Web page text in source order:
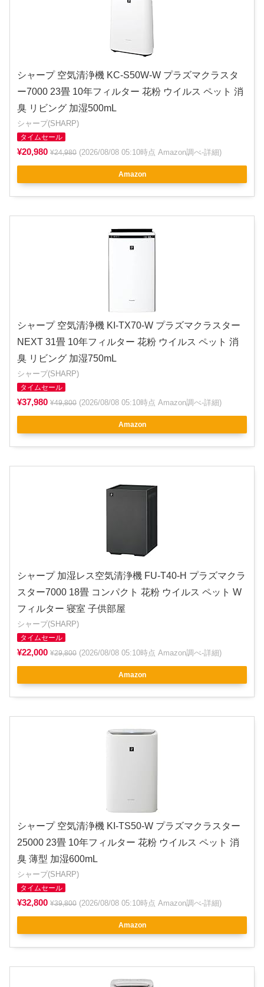
シャープ 空気清浄機 KC-S50W-W プラズマクラスタ
ー7000 23畳 10年フィルター 花粉 ウイルス ペット 消
臭 リビング 加湿500mL
シャープ(SHARP)
タイムセール
¥20,980 ¥24,980 (2026/08/08 05:10時点 Amazon調べ-詳細)
Amazon
シャープ 空気清浄機 KI-TX70-W プラズマクラスター
NEXT 31畳 10年フィルター 花粉 ウイルス ペット 消
臭 リビング 加湿750mL
シャープ(SHARP)
タイムセール
¥37,980 ¥49,800 (2026/08/08 05:10時点 Amazon調べ-詳細)
Amazon
シャープ 加湿レス空気清浄機 FU-T40-H プラズマクラ
スター7000 18畳 コンパクト 花粉 ウイルス ペット W
フィルター 寝室 子供部屋
シャープ(SHARP)
タイムセール
¥22,000 ¥29,800 (2026/08/08 05:10時点 Amazon調べ-詳細)
Amazon
シャープ 空気清浄機 KI-TS50-W プラズマクラスター
25000 23畳 10年フィルター 花粉 ウイルス ペット 消
臭 薄型 加湿600mL
シャープ(SHARP)
タイムセール
¥32,800 ¥39,800 (2026/08/08 05:10時点 Amazon調べ-詳細)
Amazon